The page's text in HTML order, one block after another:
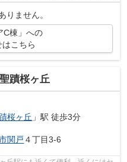
りません。
C棟」への
こちら
蹟桜ヶ丘
桜ヶ丘 」駅 徒歩3分
関戸 ４丁目3-6